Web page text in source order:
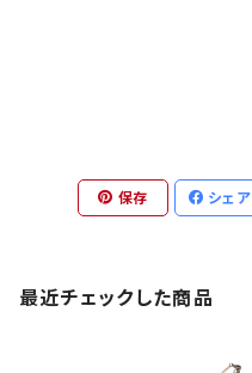
保存 シェア
最近チェックした商品